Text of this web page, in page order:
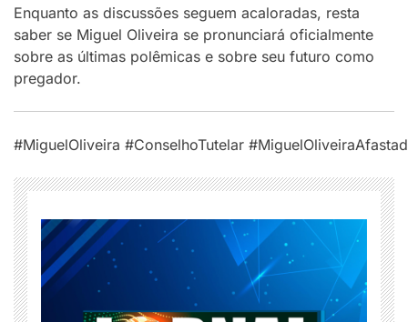
Enquanto as discussões seguem acaloradas, resta
saber se Miguel Oliveira se pronunciará oficialmente
sobre as últimas polêmicas e sobre seu futuro como
pregador.
#MiguelOliveira #ConselhoTutelar